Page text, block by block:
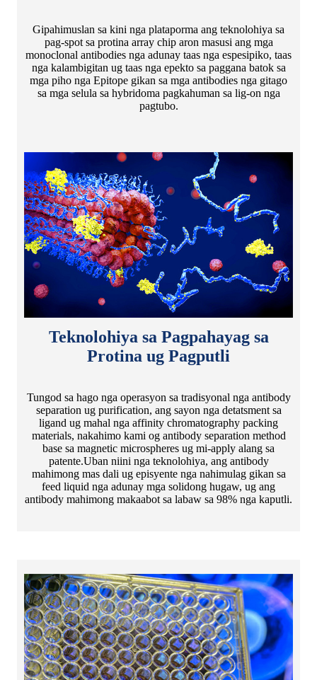
Gipahimuslan sa kini nga plataporma ang teknolohiya sa
pag-spot sa protina array chip aron masusi ang mga
monoclonal antibodies nga adunay taas nga espesipiko, taas
nga kalambigitan ug taas nga epekto sa paggana batok sa
mga piho nga Epitope gikan sa mga antibodies nga gitago
sa mga selula sa hybridoma pagkahuman sa lig-on nga
pagtubo.
Teknolohiya sa Pagpahayag sa
Protina ug Pagputli
Tungod sa hago nga operasyon sa tradisyonal nga antibody
separation ug purification, ang sayon ​​nga detatsment sa
ligand ug mahal nga affinity chromatography packing
materials, nakahimo kami og antibody separation method
base sa magnetic microspheres ug mi-apply alang sa
patente.Uban niini nga teknolohiya, ang antibody
mahimong mas dali ug episyente nga nahimulag gikan sa
feed liquid nga adunay mga solidong hugaw, ug ang
antibody mahimong makaabot sa labaw sa 98% nga kaputli.